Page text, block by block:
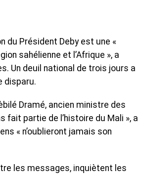
du Président Deby est une «
sahélienne et l’Afrique », a
Un deuil national de trois jours a
disparu.
Dramé, ancien ministre des
fait partie de l’histoire du Mali », a
« n’oublieront jamais son
les messages, inquiètent les